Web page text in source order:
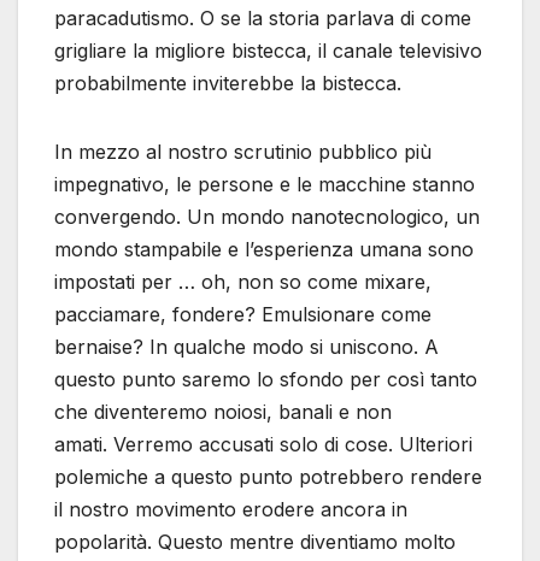
paracadutismo. O se la storia parlava di come
grigliare la migliore bistecca, il canale televisivo
probabilmente inviterebbe la bistecca.
In mezzo al nostro scrutinio pubblico più
impegnativo, le persone e le macchine stanno
convergendo. Un mondo nanotecnologico, un
mondo stampabile e l’esperienza umana sono
impostati per … oh, non so come mixare,
pacciamare, fondere? Emulsionare come
bernaise? In qualche modo si uniscono. A
questo punto saremo lo sfondo per così tanto
che diventeremo noiosi, banali e non
amati. Verremo accusati solo di cose. Ulteriori
polemiche a questo punto potrebbero rendere
il nostro movimento erodere ancora in
popolarità. Questo mentre diventiamo molto